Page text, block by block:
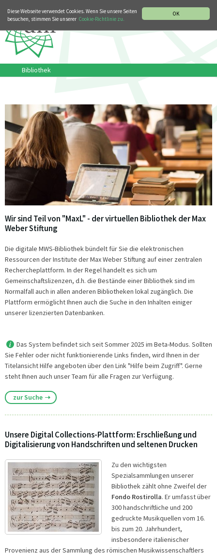
OK
Diese Webseite verwendet Cookies. Wenn Sie unsere Seiten
besuchen, stimmen Sie unserer Cookie-Richtlinie zu.
Bibliothek
Wir sind Teil von "MaxL" - der virtuellen Bibliothek der Max
Weber Stiftung
Die digitale MWS-Bibliothek bündelt für Sie die elektronischen
Ressourcen der Institute der Max Weber Stiftung auf einer zentralen
Rechercheplattform. In der Regel handelt es sich um
Gemeinschaftslizenzen, d.h. die Bestände einer Bibliothek sind im
Normalfall auch in allen anderen Bibliotheken lokal zugänglich. Die
Plattform ermöglicht Ihnen auch die Suche in den Inhalten einiger
unserer lizenzierten Datenbanken.
Das System befindet sich seit Sommer 2025 im Beta-Modus. Sollten
Sie Fehler oder nicht funktionierende Links finden, wird Ihnen in der
Titelansicht Hilfe angeboten über den Link "Hilfe beim Zugriff". Gerne
steht Ihnen auch unser Team für alle Fragen zur Verfügung.
zur Suche
Unsere Digital Collections-Plattform: Erschließung und
Digitalisierung von Handschriften und seltenen Drucken
Zu den wichtigsten
Spezialsammlungen unserer
Bibliothek zählt ohne Zweifel der
Fondo Rostirolla. Er umfasst über
300 handschriftliche und 200
gedruckte Musikquellen vom 16.
bis zum 20. Jahrhundert,
insbesondere italienischer
Provenienz aus der Sammlung des römischen Musikwissenschaftlers